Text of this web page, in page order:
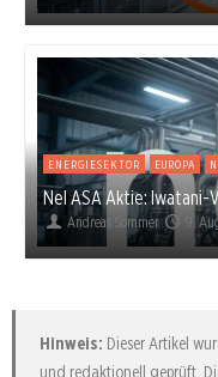
ENERGIESEKTOR EUROPA
Nel ASA Aktie: Iwatani-
Andreas Sommer 9.
Hinweis: Dieser Artikel
und redaktionell geprüft.